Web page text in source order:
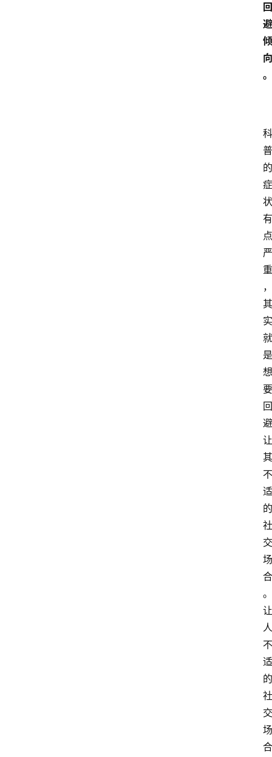
回
避
倾
向
。
科
普
的
症
状
有
点
严
重
，
其
实
就
是
想
要
回
避
让
其
不
适
的
社
交
场
合
。
让
人
不
适
的
社
交
场
合